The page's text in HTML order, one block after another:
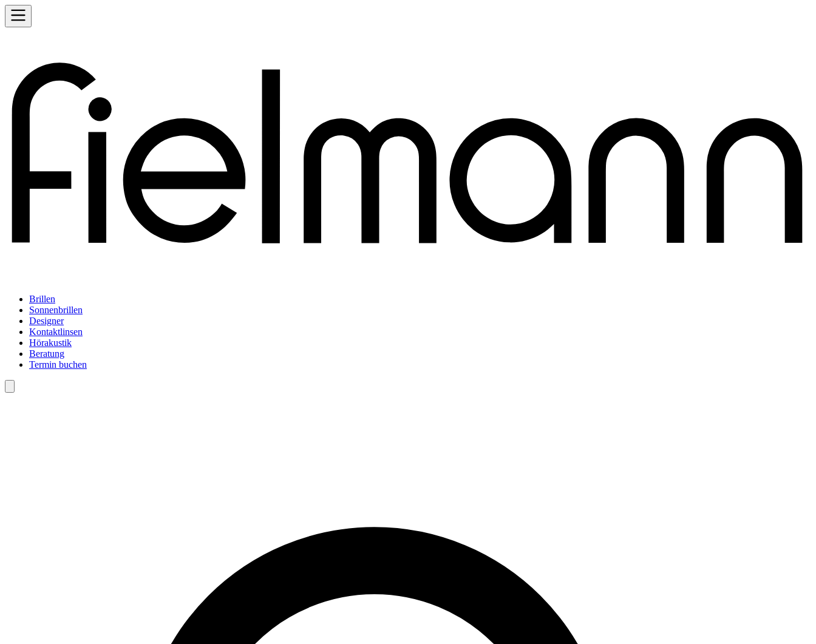
Brillen
Sonnenbrillen
Designer
Kontaktlinsen
Hörakustik
Beratung
Termin buchen